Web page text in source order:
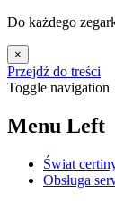
Do każdego
×
Przejdź do treści
Toggle navigation
Menu Left
Świat
Obsługa